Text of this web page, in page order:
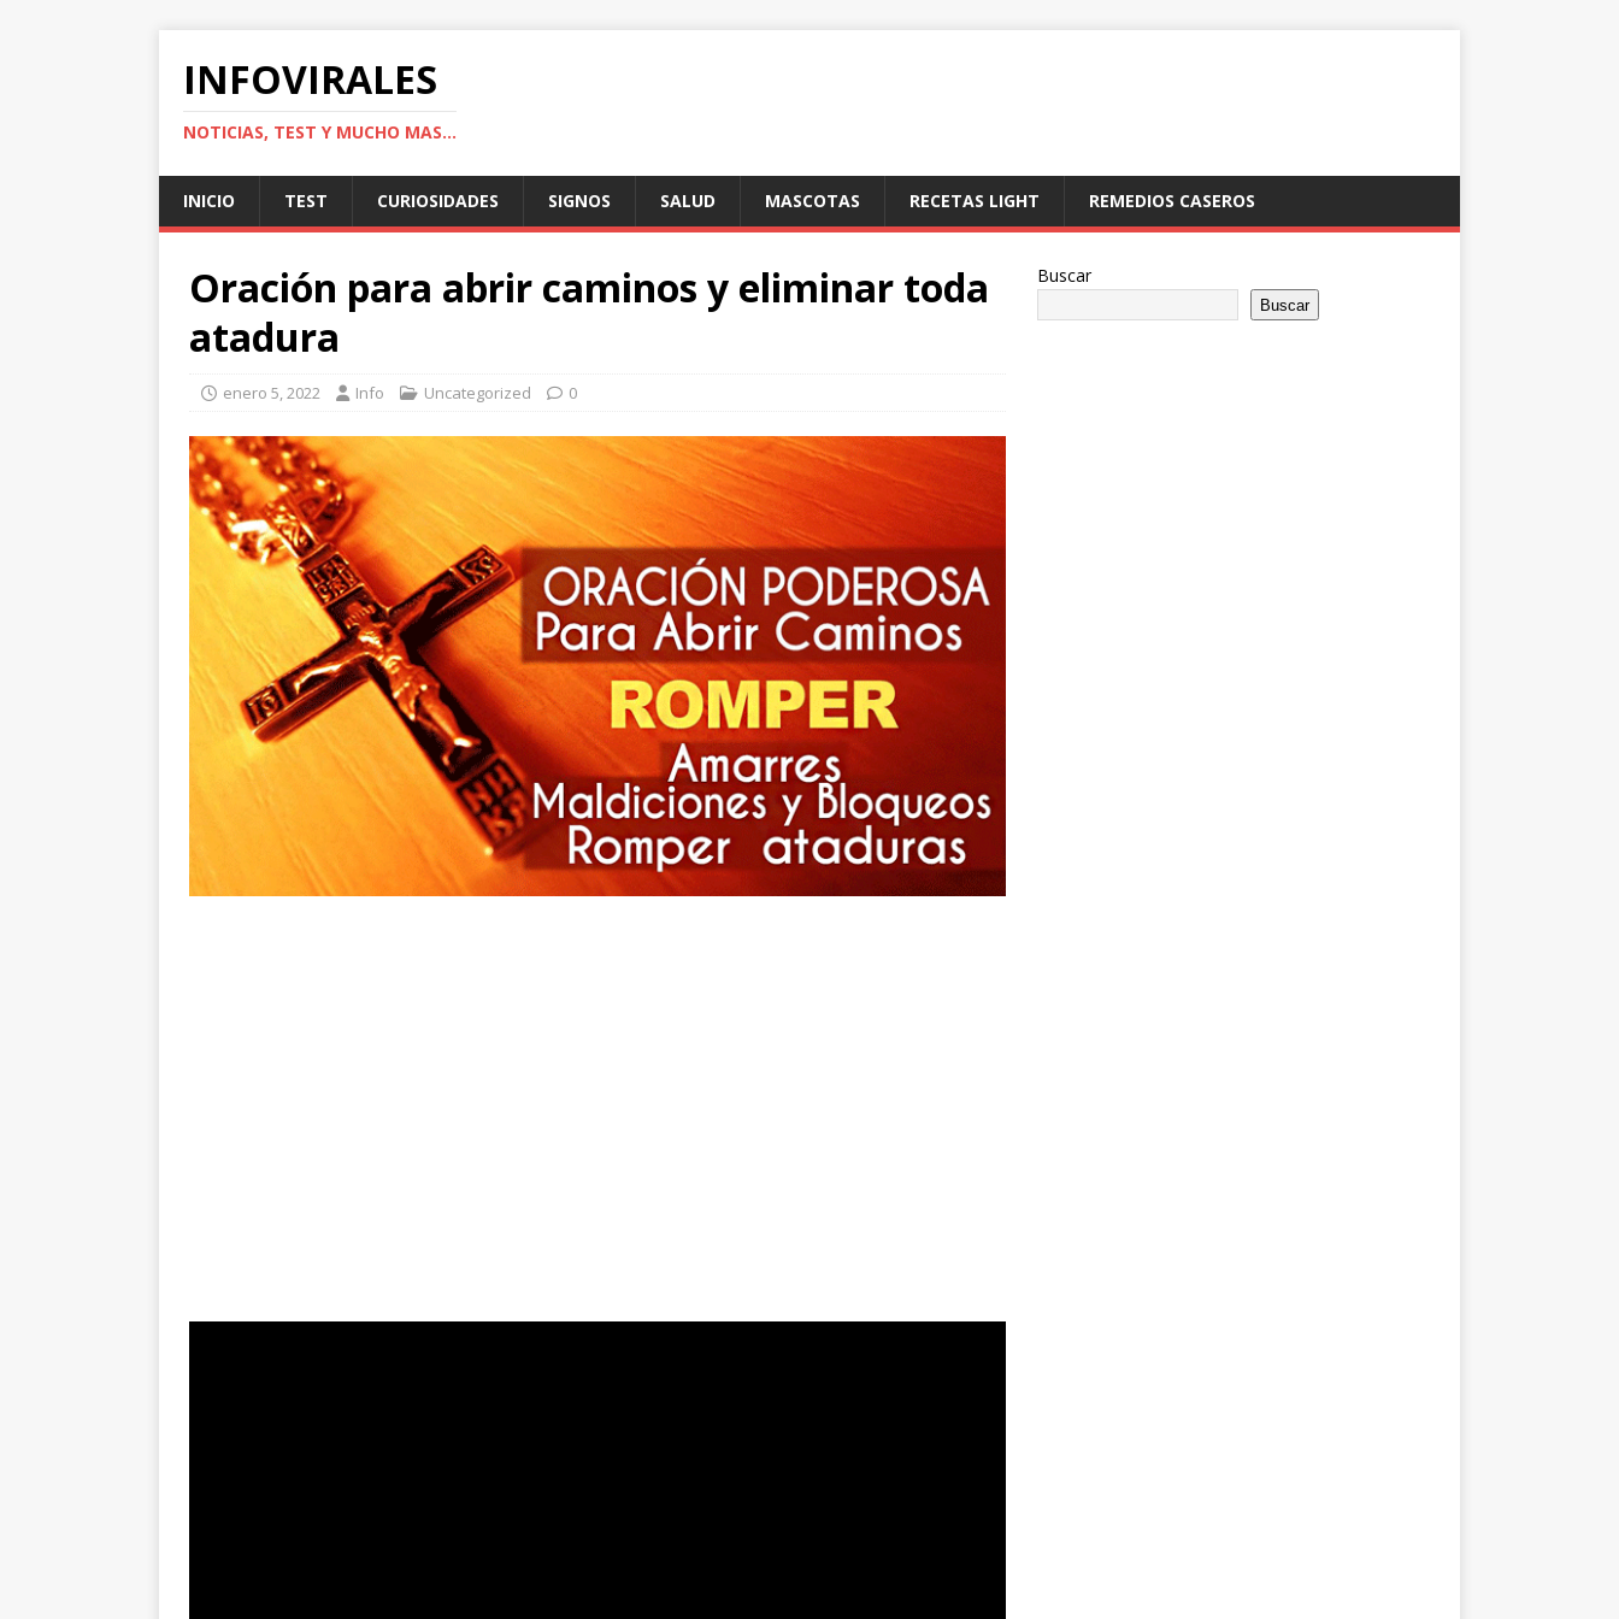
INFOVIRALES
NOTICIAS, TEST Y MUCHO MAS...
INICIO TEST CURIOSIDADES SIGNOS SALUD MASCOTAS RECETAS LIGHT REMEDIOS CASEROS
Oración para abrir caminos y eliminar toda
atadura
enero 5, 2022 Info Uncategorized 0
Buscar
Buscar